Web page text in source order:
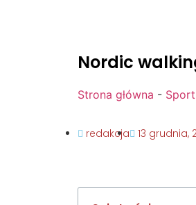
Nordic
Strona główna - Sport
redakcja 13 grudnia,